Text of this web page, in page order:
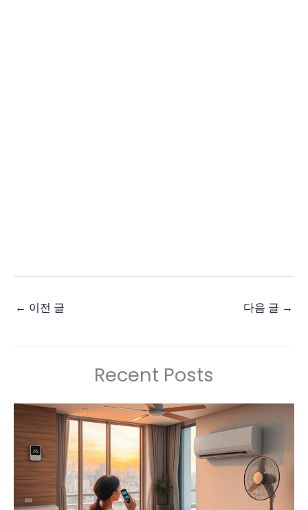
← 이전 글 다음 글 →
Recent Posts